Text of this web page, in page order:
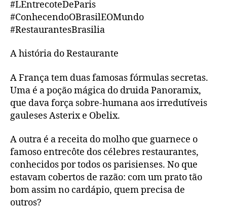
#LEntrecoteDeParis
#ConhecendoOBrasilEOMundo
#RestaurantesBrasilia
A história do Restaurante
A França tem duas famosas fórmulas secretas.
Uma é a poção mágica do druida Panoramix,
que dava força sobre-humana aos irredutíveis
gauleses Asterix e Obelix.
A outra é a receita do molho que guarnece o
famoso entrecôte dos célebres restaurantes,
conhecidos por todos os parisienses. No que
estavam cobertos de razão: com um prato tão
bom assim no cardápio, quem precisa de
outros?